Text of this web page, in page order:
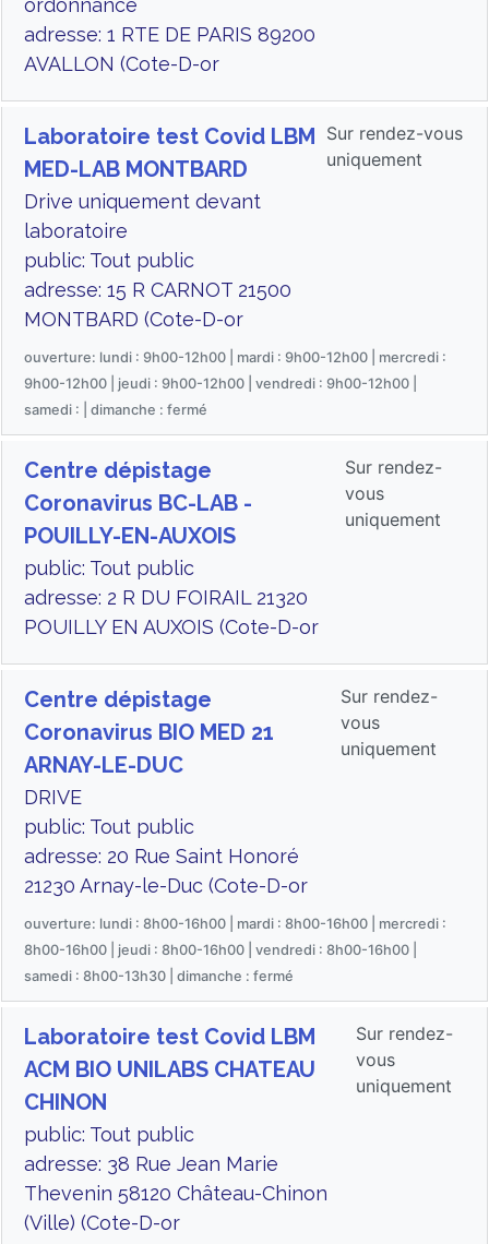
ordonnance
adresse: 1 RTE DE PARIS 89200
AVALLON (Cote-D-or
Laboratoire test Covid LBM
MED-LAB MONTBARD
Drive uniquement devant
laboratoire
public: Tout public
adresse: 15 R CARNOT 21500
MONTBARD (Cote-D-or
Sur rendez-vous
uniquement
ouverture: lundi : 9h00-12h00 | mardi : 9h00-12h00 | mercredi :
9h00-12h00 | jeudi : 9h00-12h00 | vendredi : 9h00-12h00 |
samedi : | dimanche : fermé
Centre dépistage
Coronavirus BC-LAB -
POUILLY-EN-AUXOIS
public: Tout public
adresse: 2 R DU FOIRAIL 21320
POUILLY EN AUXOIS (Cote-D-or
Sur rendez-
vous
uniquement
Centre dépistage
Coronavirus BIO MED 21
ARNAY-LE-DUC
DRIVE
public: Tout public
adresse: 20 Rue Saint Honoré
21230 Arnay-le-Duc (Cote-D-or
Sur rendez-
vous
uniquement
ouverture: lundi : 8h00-16h00 | mardi : 8h00-16h00 | mercredi :
8h00-16h00 | jeudi : 8h00-16h00 | vendredi : 8h00-16h00 |
samedi : 8h00-13h30 | dimanche : fermé
Laboratoire test Covid LBM
ACM BIO UNILABS CHATEAU
CHINON
public: Tout public
adresse: 38 Rue Jean Marie
Thevenin 58120 Château-Chinon
(Ville) (Cote-D-or
Sur rendez-
vous
uniquement